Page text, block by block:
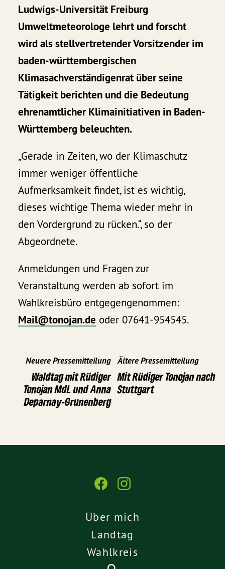
Ludwigs-Universität Freiburg
Umweltmeteorologe lehrt und forscht
wird als stellvertretender Vorsitzender im
baden-württembergischen
Klimasachverständigenrat über seine
Tätigkeit berichten und die Bedeutung
ehrenamtlicher Klimainitiativen in Baden-
Württemberg beleuchten.
„Gerade in Zeiten, wo der Klimaschutz
immer weniger öffentliche
Aufmerksamkeit findet, ist es wichtig,
dieses wichtige Thema wieder mehr in
den Vordergrund zu rücken.“, so der
Abgeordnete.
Anmeldungen und Fragen zur
Veranstaltung werden ab sofort im
Wahlkreisbüro entgegengenommen:
Mail@tonojan.de oder 07641-954545.
Neuere Pressemitteilung
Waldtag mit Rüdiger
Tonojan MdL und Anna
Deparnay-Grunenberg
Ältere Pressemitteilung
Mit Rüdiger Tonojan nach
Stuttgart
Über mich
Landtag
Wahlkreis